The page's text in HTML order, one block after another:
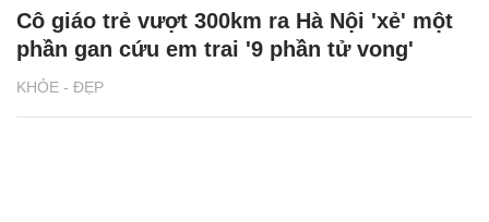
KHỎE - ĐẸP
Cô giáo trẻ vượt 300km ra Hà Nội 'xẻ' một
phần gan cứu em trai '9 phần tử vong'